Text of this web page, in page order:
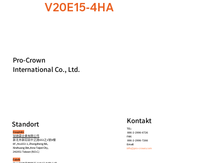
V20E15-4HA
Standort
Hauptsitz
冠德霖企業有限公司
新北市新莊區中正路653之1號8樓
8F., No.653-1, Zhongzheng Rd.,
Xinzhuang Dist.,New Taipei City,
242051 Taiwan (R.O.C.)
Fabrik
Pro-Crown
International Co., Ltd.
Kontakt
TEL:
886-2-2906-6726
FAX:
886-2-2906-7266
Email:
info@pro-crown.com